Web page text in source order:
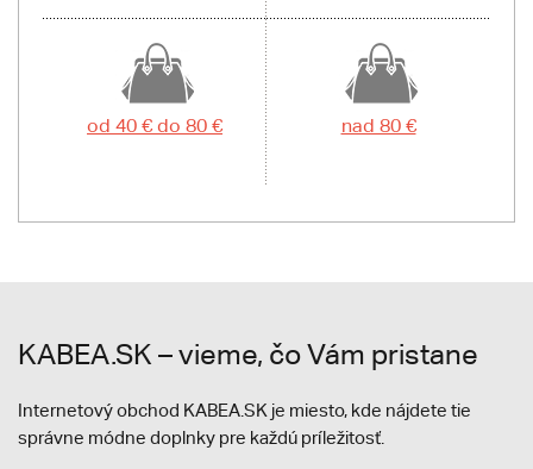
od 40 € do 80 € nad 80 €
KABEA.SK – vieme, čo Vám pristane
Internetový obchod KABEA.SK je miesto, kde nájdete tie
správne módne doplnky pre každú príležitosť.